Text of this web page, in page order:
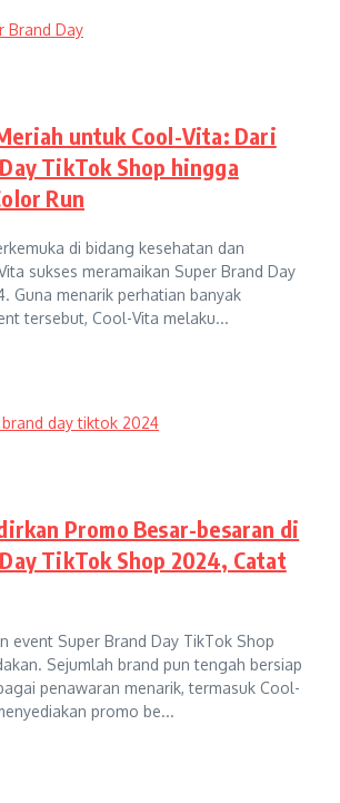
untuk Cool-Vita: Dari
TikTok Shop hingga
Run
di bidang kesehatan dan
sukses meramaikan Super Brand Day
Guna menarik perhatian banyak
tersebut, Cool-Vita melaku...
Promo Besar-besaran di
TikTok Shop 2024, Catat
event Super Brand Day TikTok Shop
Sejumlah brand pun tengah bersiap
penawaran menarik, termasuk Cool-
promo be...